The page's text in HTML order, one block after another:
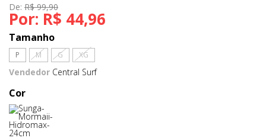
De: R$ 99,90
Por: R$ 44,96
Tamanho
P M G XG
Vendedor Central Surf
Cor